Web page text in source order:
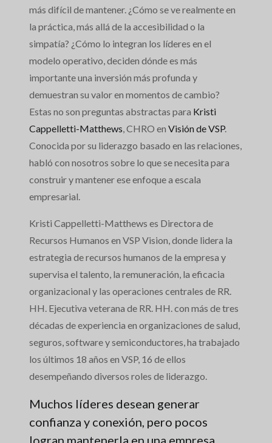
más difícil de mantener. ¿Cómo se ve realmente en
la práctica, más allá de la accesibilidad o la
simpatía? ¿Cómo lo integran los líderes en el
modelo operativo, deciden dónde es más
importante una inversión más profunda y
demuestran su valor en momentos de cambio?
Estas no son preguntas abstractas para Kristi
Cappelletti-Matthews, CHRO en Visión de VSP.
Conocida por su liderazgo basado en las relaciones,
habló con nosotros sobre lo que se necesita para
construir y mantener ese enfoque a escala
empresarial.
Kristi Cappelletti-Matthews es Directora de
Recursos Humanos en VSP Vision, donde lidera la
estrategia de recursos humanos de la empresa y
supervisa el talento, la remuneración, la eficacia
organizacional y las operaciones centrales de RR.
HH. Ejecutiva veterana de RR. HH. con más de tres
décadas de experiencia en organizaciones de salud,
seguros, software y semiconductores, ha trabajado
los últimos 18 años en VSP, 16 de ellos
desempeñando diversos roles de liderazgo.
Muchos líderes desean generar
confianza y conexión, pero pocos
logran mantenerla en una empresa